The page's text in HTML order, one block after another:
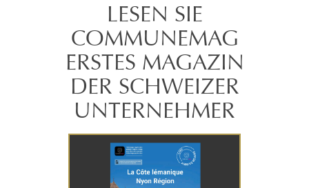
LESEN SIE
COMMUNEMAG
ERSTES MAGAZIN
DER SCHWEIZER
UNTERNEHMER